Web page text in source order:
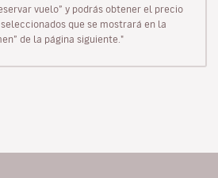
vuelo” y podrás obtener el precio
que se mostrará en la
de la página siguiente."